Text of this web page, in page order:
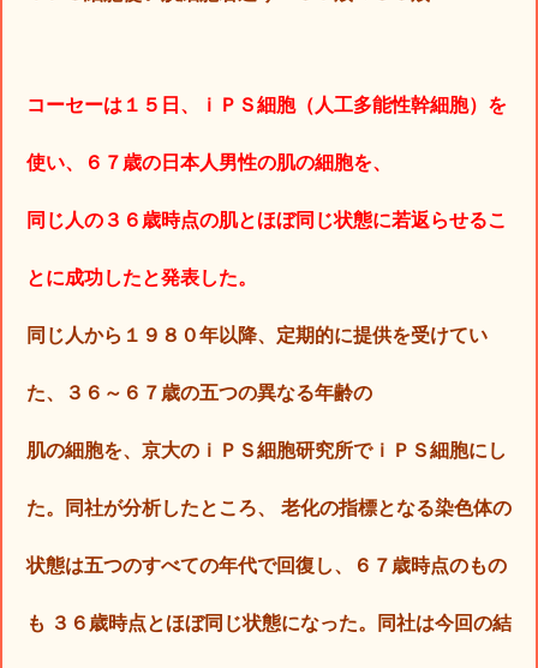
コーセーは１５日、ｉＰＳ細胞（人工多能性幹細胞）を
使い、６７歳の日本人男性の肌の細胞を、
同じ人の３６歳時点の肌とほぼ同じ状態に若返らせるこ
とに成功したと発表した。
同じ人から１９８０年以降、定期的に提供を受けてい
た、３６～６７歳の五つの異なる年齢の
肌の細胞を、京大のｉＰＳ細胞研究所でｉＰＳ細胞にし
た。 同社が分析したところ、 老化の指標となる染色体の
状態は五つのすべての年代で回復し、 ６７歳時点のもの
も ３６歳時点とほぼ同じ状態になった。 同社は今回の結